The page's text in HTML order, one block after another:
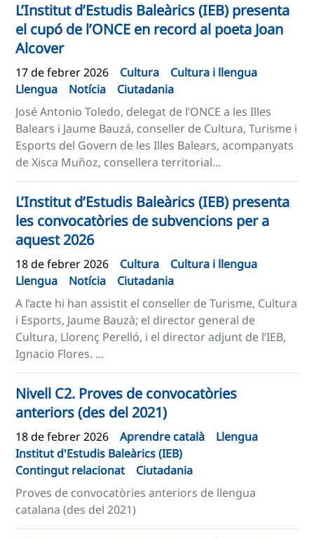
L’Institut d’Estudis Baleàrics (IEB) presenta
el cupó de l’ONCE en record al poeta Joan
Alcover
17 de febrer 2026 Cultura
Cultura i llengua
Llengua
Notícia
Ciutadania
José Antonio Toledo, delegat de l’ONCE a les Illes
Balears i Jaume Bauzá, conseller de Cultura, Turisme i
Esports del Govern de les Illes Balears, acompanyats
de Xisca Muñoz, consellera territorial...
L’Institut d’Estudis Baleàrics (IEB) presenta
les convocatòries de subvencions per a
aquest 2026
18 de febrer 2026 Cultura
Cultura i llengua
Llengua
Notícia
Ciutadania
A l’acte hi han assistit el conseller de Turisme, Cultura
i Esports, Jaume Bauzà; el director general de
Cultura, Llorenç Perelló, i el director adjunt de l’IEB,
Ignacio Flores. ...
Nivell C2. Proves de convocatòries
anteriors (des del 2021)
18 de febrer 2026 Aprendre català
Llengua
Institut d'Estudis Baleàrics (IEB)
Contingut relacionat
Ciutadania
Proves de convocatòries anteriors de llengua
catalana (des del 2021)